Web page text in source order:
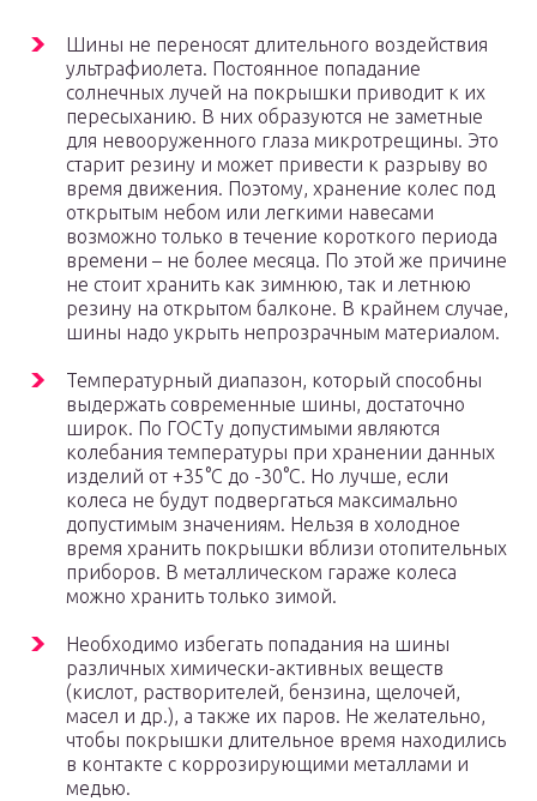
Шины не переносят длительного воздействия
ультрафиолета. Постоянное попадание
солнечных лучей на покрышки приводит к их
пересыханию. В них образуются не заметные
для невооруженного глаза микротрещины. Это
старит резину и может привести к разрыву во
время движения. Поэтому, хранение колес под
открытым небом или легкими навесами
возможно только в течение короткого периода
времени – не более месяца. По этой же причине
не стоит хранить как зимнюю, так и летнюю
резину на открытом балконе. В крайнем случае,
шины надо укрыть непрозрачным материалом.
Температурный диапазон, который способны
выдержать современные шины, достаточно
широк. По ГОСТу допустимыми являются
колебания температуры при хранении данных
изделий от +35°С до -30°С. Но лучше, если
колеса не будут подвергаться максимально
допустимым значениям. Нельзя в холодное
время хранить покрышки вблизи отопительных
приборов. В металлическом гараже колеса
можно хранить только зимой.
Необходимо избегать попадания на шины
различных химически-активных веществ
(кислот, растворителей, бензина, щелочей,
масел и др.), а также их паров. Не желательно,
чтобы покрышки длительное время находились
в контакте с коррозирующими металлами и
медью.